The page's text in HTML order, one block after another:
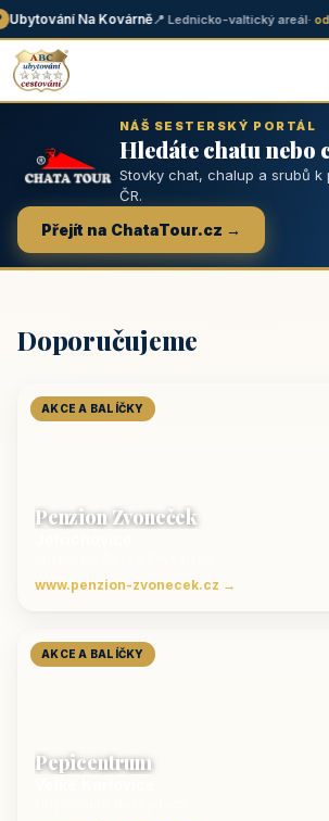
Ubytování Na Kovárně📍 Lednicko-valtický areál· od
NÁŠ SESTERSKÝ PORTÁL
Hledáte chatu nebo
Stovky chat, chalup a srubů k
ČR.
Přejít na ChataTour.cz →
Doporučujeme
AKCE A BALÍČKY
Penzion Zvoneček
www.penzion-zvonecek.cz →
AKCE A BALÍČKY
Pepicentrum